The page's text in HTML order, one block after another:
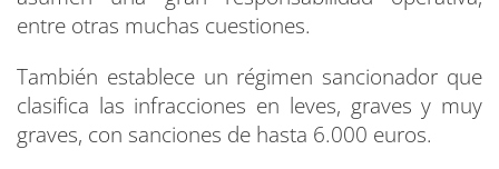
entre otras muchas cuestiones.
También establece un régimen sancionador que
clasifica las infracciones en leves, graves y muy
graves, con sanciones de hasta 6.000 euros.